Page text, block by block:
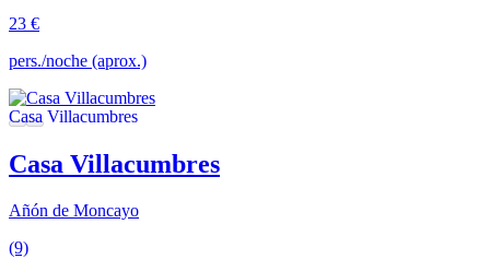
23 €
pers./noche (aprox.)
Casa Villacumbres
Añón de Moncayo
(9)